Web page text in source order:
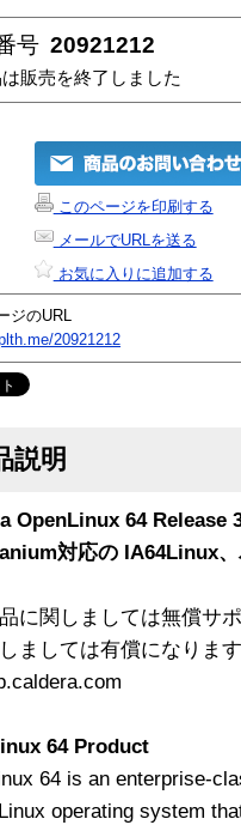
号 20921212
販売を終了しました
このページを印刷する
メールでURLを送る
お気に入りに追加する
ジのURL
20921212
説明
OpenLinux 64 Release
対応の IA64Linux
に関しましては無償サ
しましては有償になりま
64 Product
64 is an enterprise-
operating system